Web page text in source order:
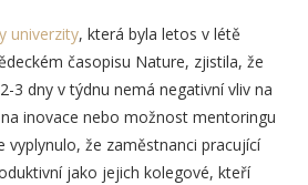
univerzity, která byla letos v létě
časopisu Nature, zjistila, že
3 dny v týdnu nemá negativní vliv na
inovace nebo možnost mentoringu
vyplynulo, že zaměstnanci pracující
jako jejich kolegové, kteří